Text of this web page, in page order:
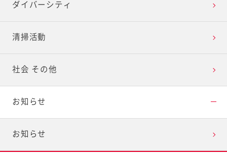
ダイバーシティ
清掃活動
社会 その他
お知らせ
お知らせ